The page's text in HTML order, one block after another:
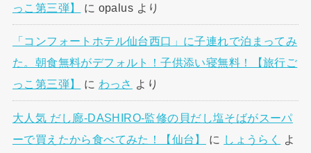
っこ第三弾】
に opalus より
「コンフォートホテル仙台西口」に子連れで泊まってみ
た。朝食無料がデフォルト！子供添い寝無料！【旅行ご
っこ第三弾】
に わっさ より
大人気 だし廊-DASHIRO-監修の貝だし塩そばがスーパ
ーで買えたから食べてみた！【仙台】
に しょうらく
よ